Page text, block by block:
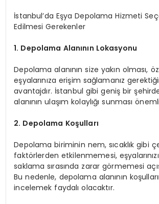
İstanbul’da Eşya Depolama Hizmeti
Edilmesi Gerekenler
1. Depolama Alanının Lokasyonu
Depolama alanının size yakın olması,
eşyalarınıza erişim sağlamanız
avantajdır. İstanbul gibi geniş bir
alanının ulaşım kolaylığı sunması
2. Depolama Koşulları
Depolama biriminin nem, sıcaklık gibi
faktörlerden etkilenmemesi,
saklama sırasında zarar görmemesi
Bu nedenle, depolama alanının
incelemek faydalı olacaktır.